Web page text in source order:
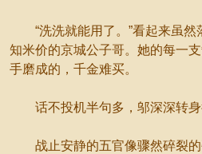
“洗洗就能用了。”看起来虽然
知米价的京城公子哥。她的每一
手磨成的，千金难买。
话不投机半句多，邬深深转身
战止安静的五官像骤然碎裂的